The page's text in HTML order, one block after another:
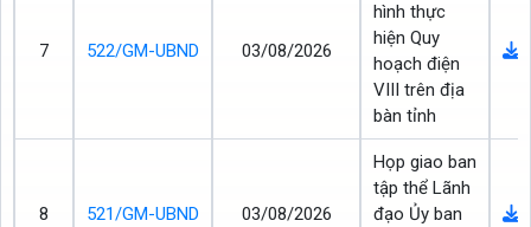
7 522/GM-UBND 03/08/2026
hình thực
hiện Quy
hoạch điện
VIII trên địa
bàn tỉnh
8 521/GM-UBND 03/08/2026
Họp giao ban
tập thể Lãnh
đạo Ủy ban